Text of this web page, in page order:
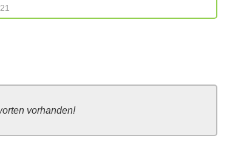
vorhanden!